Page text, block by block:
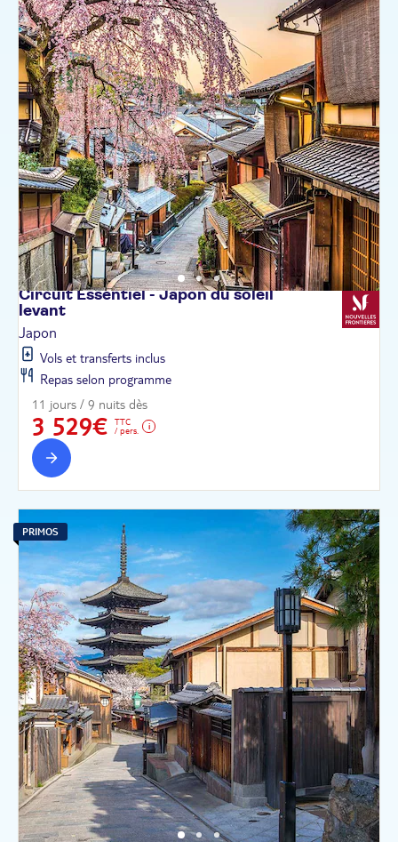
Circuit Essentiel - Japon du soleil
levant
Japon
Vols et transferts inclus
Repas selon programme
11 jours / 9 nuits dès
3 529€
TTC
/ pers.
PRIMOS